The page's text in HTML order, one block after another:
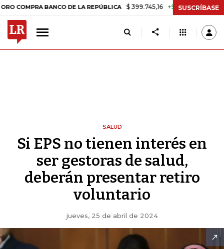
BANCO DE LA REPÚBLICA $ 399.745,16 +$ 2.295,71 +0,58%
SUSCRÍBASE
SALUD
Si EPS no tienen interés en
ser gestoras de salud,
deberán presentar retiro
voluntario
jueves, 25 de abril de 2024